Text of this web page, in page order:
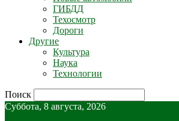
ГИБДД
Техосмотр
Дороги
Другие
Культура
Наука
Технологии
Поиск
Суббота, 8 августа, 2026